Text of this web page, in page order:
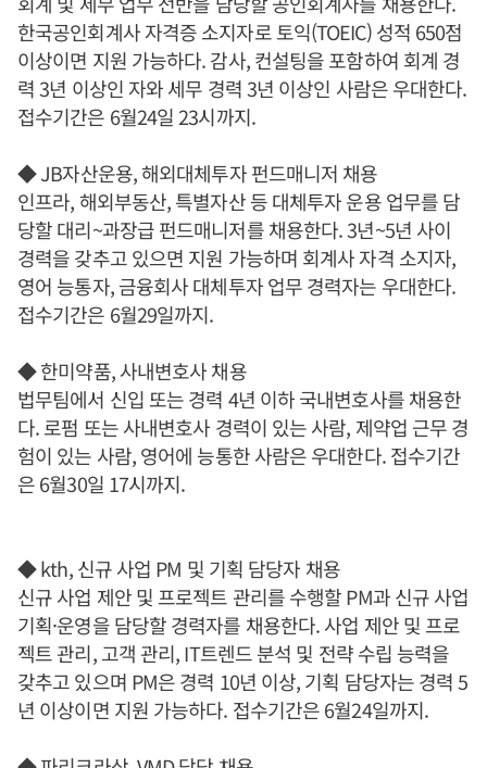
한국공인회계사 자격증 소지자로 토익(TOEIC) 성적 650점
이상이면 지원 가능하다. 감사, 컨설팅을 포함하여 회계 경
력 3년 이상인 자와 세무 경력 3년 이상인 사람은 우대한다.
접수기간은 6월24일 23시까지.
◆ JB자산운용, 해외대체투자 펀드매니저 채용
인프라, 해외부동산, 특별자산 등 대체투자 운용 업무를 담
당할 대리~과장급 펀드매니저를 채용한다. 3년~5년 사이
경력을 갖추고 있으면 지원 가능하며 회계사 자격 소지자,
영어 능통자, 금융회사 대체투자 업무 경력자는 우대한다.
접수기간은 6월29일까지.
◆ 한미약품, 사내변호사 채용
법무팀에서 신입 또는 경력 4년 이하 국내변호사를 채용한
다. 로펌 또는 사내변호사 경력이 있는 사람, 제약업 근무 경
험이 있는 사람, 영어에 능통한 사람은 우대한다. 접수기간
은 6월30일 17시까지.
◆ kth, 신규 사업 PM 및 기획 담당자 채용
신규 사업 제안 및 프로젝트 관리를 수행할 PM과 신규 사업
기획·운영을 담당할 경력자를 채용한다. 사업 제안 및 프로
젝트 관리, 고객 관리, IT트렌드 분석 및 전략 수립 능력을
갖추고 있으며 PM은 경력 10년 이상, 기획 담당자는 경력 5
년 이상이면 지원 가능하다. 접수기간은 6월24일까지.